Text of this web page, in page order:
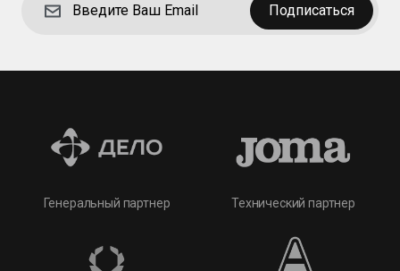
Подписаться
Генеральный партнер Технический партнер